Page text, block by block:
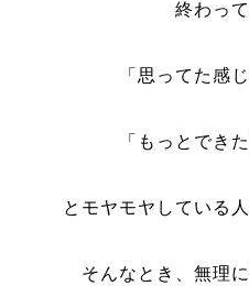
終わって
「思ってた感
「もっとでき
とモヤモヤしている
そんなとき、無理